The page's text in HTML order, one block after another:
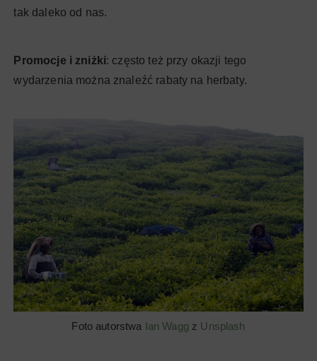
tak daleko od nas.
Promocje i zniżki: często też przy okazji tego
wydarzenia można znaleźć rabaty na herbaty.
Foto autorstwa Ian Wagg z Unsplash